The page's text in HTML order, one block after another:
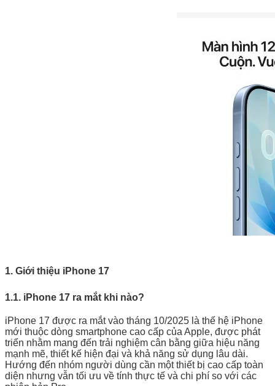
1. Giới thiệu iPhone 17
1.1. iPhone 17 ra mắt khi nào?
iPhone 17 được ra mắt vào tháng 10/2025 là thế hệ iPhone
mới thuộc dòng smartphone cao cấp của Apple, được phát
triển nhằm mang đến trải nghiệm cân bằng giữa hiệu năng
mạnh mẽ, thiết kế hiện đại và khả năng sử dụng lâu dài.
Hướng đến nhóm người dùng cần một thiết bị cao cấp toàn
diện nhưng vẫn tối ưu về tính thực tế và chi phí so với các